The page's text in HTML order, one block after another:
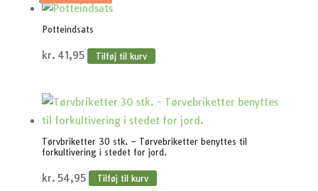
Potteindsats
kr. 41,95 Tilføj til kurv
Tørvbriketter 30 stk. – Tørvebriketter benyttes til
forkultivering i stedet for jord.
kr. 54,95 Tilføj til kurv